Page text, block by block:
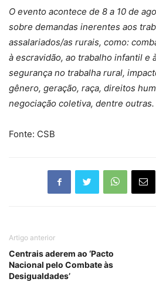
O evento acontece de 8 a 10 de
sobre demandas inerentes aos
assalariados/as rurais, como:
à escravidão, ao trabalho infantil e
segurança no trabalha rural,
gênero, geração, raça, direitos
negociação coletiva, dentre outras.
Fonte: CSB
Artigo anterior
Centrais aderem ao ‘Pacto
Nacional pelo Combate às
Desigualdades’